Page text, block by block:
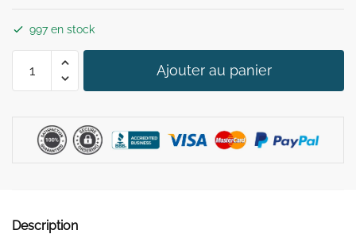
997 en stock
Egyptien
Ajouter au panier
Description